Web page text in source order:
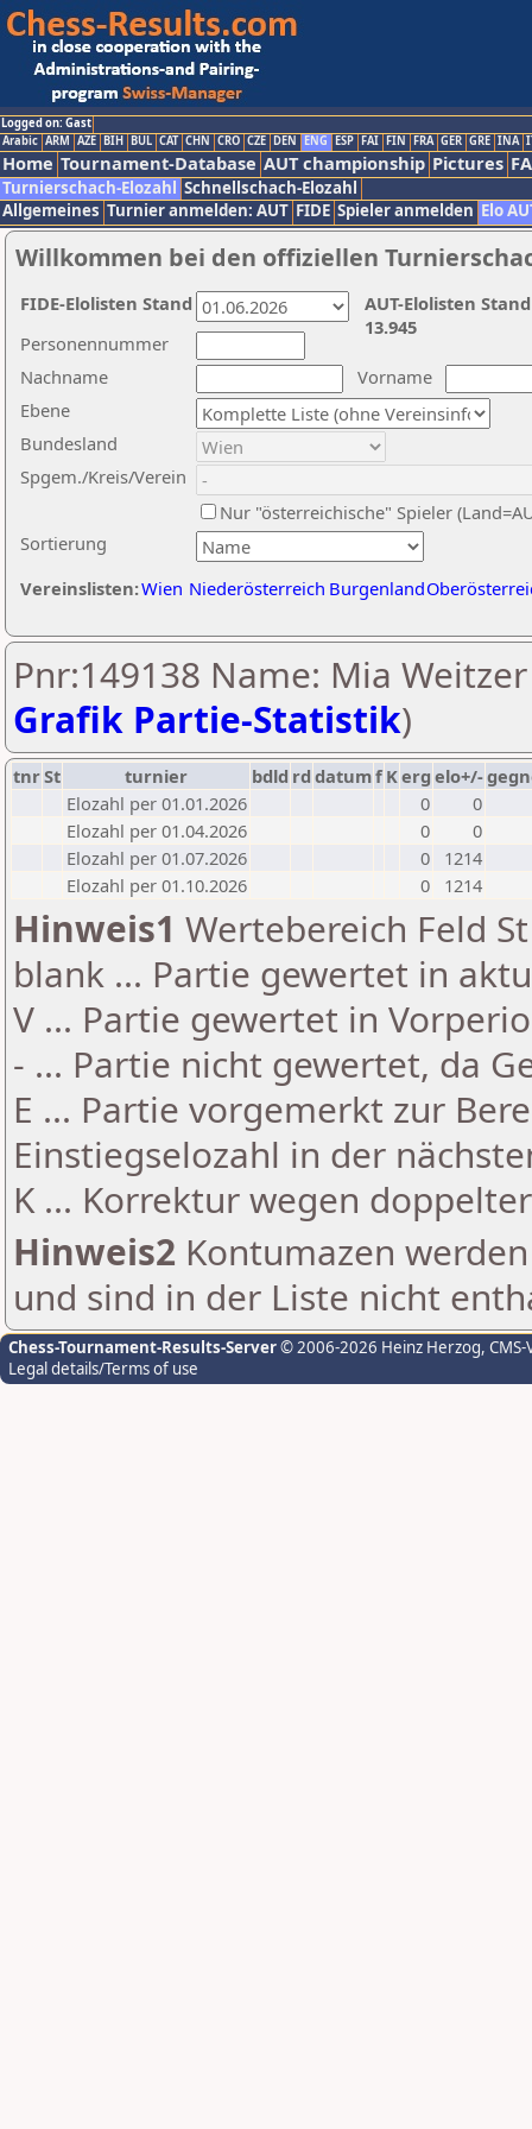
Logged on: Gast
Arabic ARM AZE BIH BUL CAT CHN CRO CZE DEN ENG ESP FAI FIN FRA GER GRE INA
Home Tournament-Database AUT championship Pictures
Turnierschach-Elozahl Schnellschach-Elozahl
Allgemeines Turnier anmelden: AUT FIDE Spieler anmelden Elo
Willkommen bei den offiziellen
Nachname
Vorname
Ebene
Sortierung
Personennummer
Bundesland
Spgem./Kreis/Verein
Nur "österreichische" Spieler
Vereinslisten:Wien Niederösterreich Burgenland
AUT-Elolisten
13.945
FIDE-Elolisten Stand
Pnr:149138 Name: Mia
Grafik Partie-Statistik)
tnrSt turnier bdld rd datumf Kerg elo+/-
Elozahl per 01.01.2026
0
0
Elozahl per 01.04.2026
0
0
Elozahl per 01.07.2026
0
1214
Elozahl per 01.10.2026
0 1214
Hinweis1 Wertebereich Feld
blank ... Partie gewertet in
V ... Partie gewertet in
- ... Partie nicht gewertet, da
E ... Partie vorgemerkt zur
Einstiegselozahl in der
K ... Korrektur wegen
Hinweis2 Kontumazen
und sind in der Liste nicht
Chess-Tournament-Results-Server© 2006-2026 Heinz Herzog,
Legal details/Terms of use